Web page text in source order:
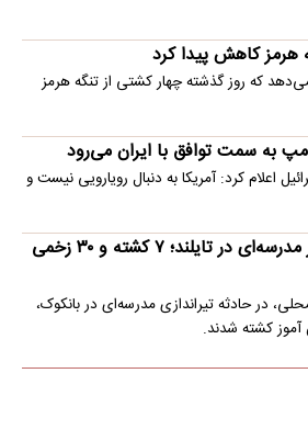
هرمز کاهش پیدا کرد
که روز گذشته چهار کشتی از تنگه هرمز
اعلام کرد: آمریکا به دنبال رویارویی نیست و
جزئیات تیراندازی در مدرسه‌ای در تایلند؛ ۷ کشته و ۳۰ زخمی
در حادثه تیراندازی مدرسه‌ای در بانکوک،
کشته شدند.